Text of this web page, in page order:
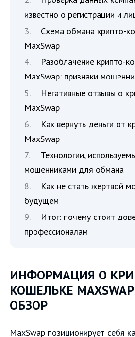
известно о регистрации и
Схема обмана крипто-
MaxSwap
Разоблачение крипто-
MaxSwap: признаки
Негативные отзывы о
MaxSwap
Как вернуть деньги от
MaxSwap
Технологии,
мошенниками для обмана
Как не стать жертвой
будущем
Итог: почему стоит
профессионалам
ИНФОРМАЦИЯ О
КОШЕЛЬКЕ
ОБЗОР
MaxSwap позиционирует себя